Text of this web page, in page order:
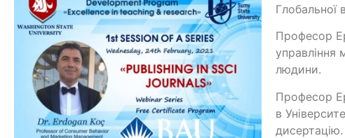
Глобальної
Професор
управління
людини.
Професор
в